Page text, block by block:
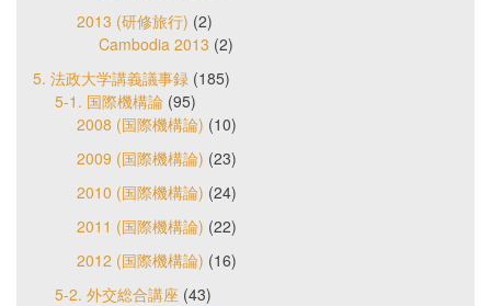
2013 (研修旅行) (2)
Cambodia 2013 (2)
5. 法政大学講義議事録 (185)
5-1. 国際機構論 (95)
2008 (国際機構論) (10)
2009 (国際機構論) (23)
2010 (国際機構論) (24)
2011 (国際機構論) (22)
2012 (国際機構論) (16)
5-2. 外交総合講座 (43)